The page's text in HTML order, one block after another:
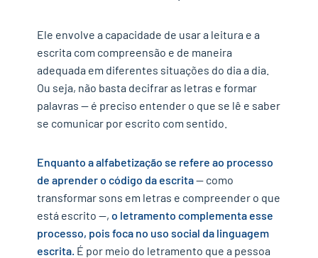
Ele envolve a capacidade de usar a leitura e a
escrita com compreensão e de maneira
adequada em diferentes situações do dia a dia.
Ou seja, não basta decifrar as letras e formar
palavras — é preciso entender o que se lê e saber
se comunicar por escrito com sentido.
Enquanto a alfabetização se refere ao processo
de aprender o código da escrita— como
transformar sons em letras e compreender o que
está escrito —, o letramento complementa esse
processo, pois foca no uso social da linguagem
escrita. É por meio do letramento que a pessoa